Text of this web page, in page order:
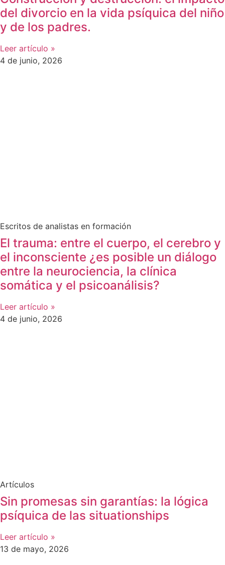
del divorcio en la vida psíquica del niño
y de los padres.
Leer artículo »
4 de junio, 2026
Escritos de analistas en formación
El trauma: entre el cuerpo, el cerebro y
el inconsciente ¿es posible un diálogo
entre la neurociencia, la clínica
somática y el psicoanálisis?
Leer artículo »
4 de junio, 2026
Artículos
Sin promesas sin garantías: la lógica
psíquica de las situationships
Leer artículo »
13 de mayo, 2026